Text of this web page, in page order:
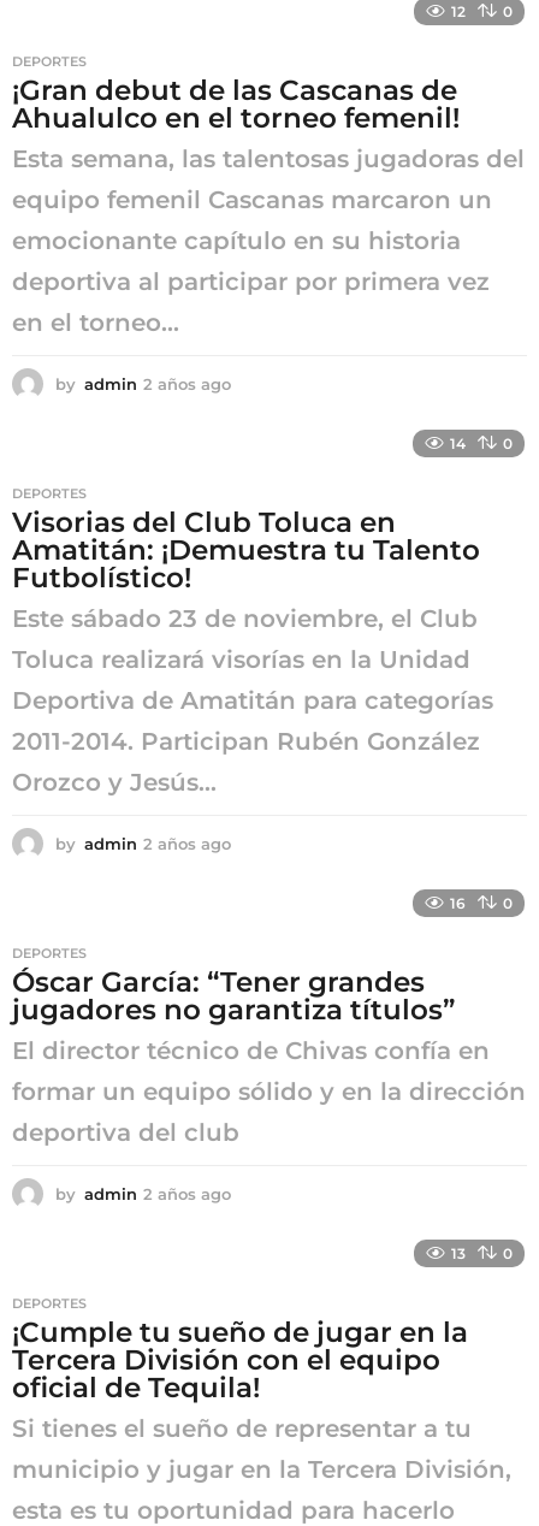
12 0
DEPORTES
¡Gran debut de las Cascanas de
Ahualulco en el torneo femenil!
Esta semana, las talentosas jugadoras del
equipo femenil Cascanas marcaron un
emocionante capítulo en su historia
deportiva al participar por primera vez
en el torneo...
by admin 2 años ago
g
o
14 0
DEPORTES
Visorias del Club Toluca en
Amatitán: ¡Demuestra tu Talento
Futbolístico!
Este sábado 23 de noviembre, el Club
Toluca realizará visorías en la Unidad
Deportiva de Amatitán para categorías
2011-2014. Participan Rubén González
Orozco y Jesús...
by admin 2 años ago
g
o
16 0
DEPORTES
Óscar García: “Tener grandes
jugadores no garantiza títulos”
El director técnico de Chivas confía en
formar un equipo sólido y en la dirección
deportiva del club
by admin 2 años ago
g
o
13 0
DEPORTES
¡Cumple tu sueño de jugar en la
Tercera División con el equipo
oficial de Tequila!
Si tienes el sueño de representar a tu
municipio y jugar en la Tercera División,
esta es tu oportunidad para hacerlo